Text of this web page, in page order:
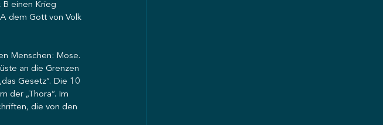
B einen Krieg
dem Gott von Volk
Menschen: Mose.
an die Grenzen
Gesetz“. Die 10
der „Thora“. Im
die von den